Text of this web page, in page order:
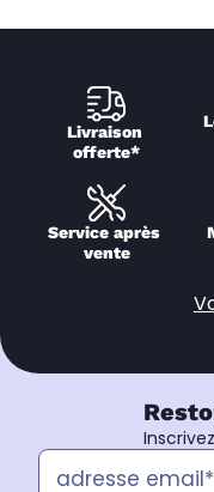
Livraison
offerte*
Service après
vente